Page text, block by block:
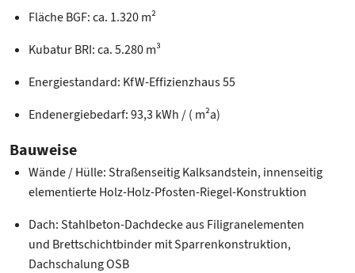
Fläche BGF: ca. 1.320 m²
Kubatur BRI: ca. 5.280 m³
Energiestandard: KfW-Effizienzhaus 55
Endenergiebedarf: 93,3 kWh / ( m²a)
Bauweise
Wände / Hülle: Straßenseitig Kalksandstein, innenseitig
elementierte Holz-Holz-Pfosten-Riegel-Konstruktion
Dach: Stahlbeton-Dachdecke aus Filigranelementen
und Brettschichtbinder mit Sparrenkonstruktion,
Dachschalung OSB